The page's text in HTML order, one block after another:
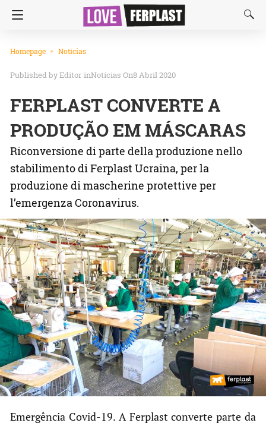
Homepage Notícias
Editor inNotícias On8 Abril 2020
FERPLAST CONVERTE A
PRODUÇÃO EM MÁSCARAS
Riconversione di parte della produzione nello
stabilimento di Ferplast Ucraina, per la
produzione di mascherine protettive per
l’emergenza Coronavirus.
Emergência Covid-19. A Ferplast converte parte da